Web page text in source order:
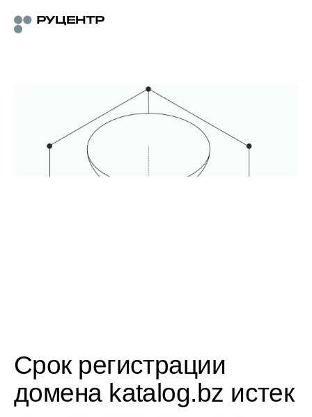
Срок регистрации
домена katalog.bz истек